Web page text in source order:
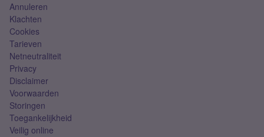
Annuleren
Klachten
Cookies
Tarieven
Netneutraliteit
Privacy
Disclaimer
Voorwaarden
Storingen
Toegankelijkheid
Veilig online